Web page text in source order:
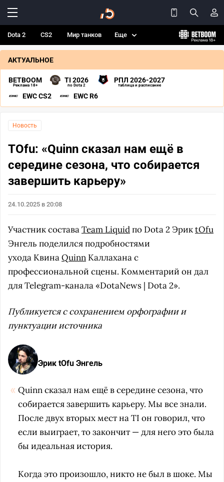
Dota 2 CS2 Мир танков Еще
АКТУАЛЬНОЕ
BETBOOM
Реклама 18+
TI 2026
по Dota 2
РПЛ 2026-2027
таблица и расписание
EWC CS2 EWC R6
Новость
TOfu: «Quinn сказал нам ещё в
середине сезона, что собирается
завершить карьеру»
24.10.2025 в 20:08
Участник составаTeam Liquidпо Dota 2 ЭрикtOfu
Энгель поделился подробностями
ухода КвинаQuinn Каллахана с
профессиональной сцены. Комментарий он дал
для Telegram-канала «DotaNews | Dota 2».
Публикуется с сохранением орфографии и
пунктуации источника
Эрик tOfu Энгель
Quinn сказал нам ещё в середине сезона, что
собирается завершить карьеру. Мы все знали.
После двух вторых мест на TI он говорил, что
если выиграет, то закончит — для него это была
бы идеальная история.
Когда это произошло, никто не был в шоке. Мы